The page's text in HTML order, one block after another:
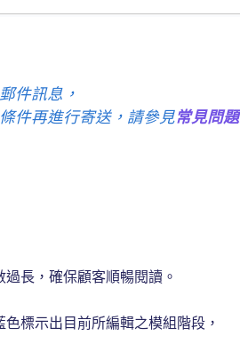
件訊息，
件再進行寄送，請參見常見問題
長，確保顧客順暢閱讀。
標示出目前所編輯之模組階段，